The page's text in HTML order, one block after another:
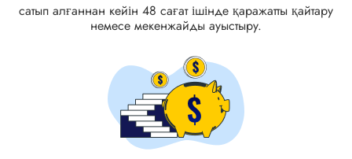
сатып алғаннан кейін 48 сағат ішінде қаражатты қайтару
немесе мекенжайды ауыстыру.